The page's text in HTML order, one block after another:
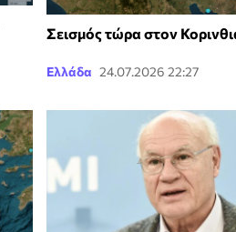
Σεισμός τώρα στον
Ελλάδα 24.07.2026 22:27